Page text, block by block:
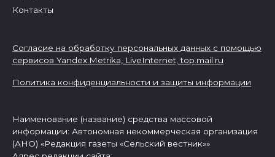
Контакты
Согласие на обработку персональных данных с помощью
сервисов Yandex.Metrika, LiveInternet,top.mail.ru
Политика конфиденциальности и защиты информации
Наименование (название) средства массовой
информации: Автономная некоммерческая организация
(АНО) «Редакция газеты «Сельский вестник»»